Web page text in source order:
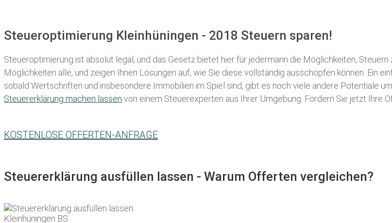
Steueroptimierung Kleinhüningen - 2018 Steuern sparen!
Steueroptimierung ist absolut legal, und das Gesetz bietet hier für jedermann die Möglichkeiten, Steuern
Möglichkeiten alle, und zeigen Ihnen Lösungen auf, wie Sie diese vollständig ausschöpfen können. Ein
sobald Wertschriften und insbesondere Immobilien im Spiel sind, gibt es noch viele andere Potentiale
Steuererklärung machen lassen von einem Steuerexperten aus Ihrer Umgebung. Fordern Sie jetzt Ihre
KOSTENLOSE OFFERTEN-ANFRAGE
Steuererklärung ausfüllen lassen - Warum Offerten vergleichen?